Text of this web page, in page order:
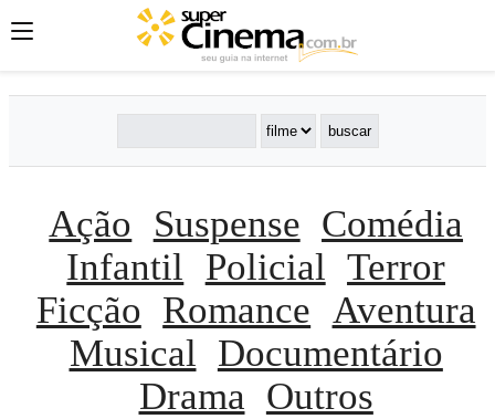
Ação Suspense Comédia
Infantil
Policial Terror
Ficção Romance Aventura
Musical
Documentário
Drama Outros